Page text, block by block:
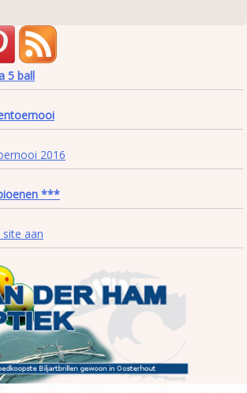
5 ball
2016
***
aan